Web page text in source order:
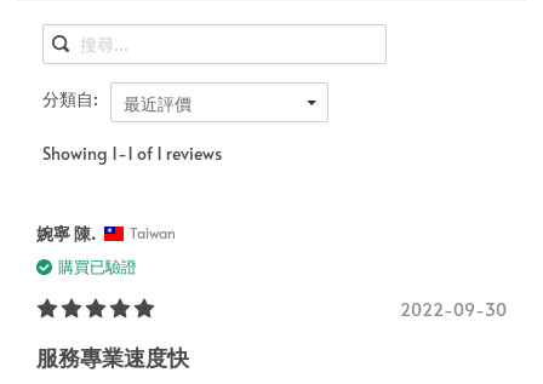
分類自: 最近評價
Showing 1-1 of 1 reviews
婉寧 陳. Taiwan
購買已驗證
2022-09-30
服務專業速度快